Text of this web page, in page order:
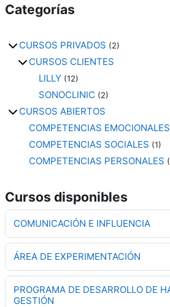
r
V
d
e
o
Categorías
CURSOS PRIVADOS (2)
CURSOS CLIENTES
LILLY (12)
SONOCLINIC (2)
CURSOS ABIERTOS
COMPETENCIAS EMOCIONALES
COMPETENCIAS SOCIALES (1)
COMPETENCIAS PERSONALES
Cursos disponibles
COMUNICACIÓN E INFLUENCIA
ÁREA DE EXPERIMENTACIÓN
PROGRAMA DE DESARROLLO DE
GESTIÓN